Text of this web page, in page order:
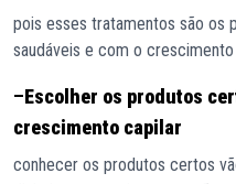
pois esses tratamentos são os
saudáveis e com o crescimento
–Escolher os produtos
crescimento capilar
conhecer os produtos certos